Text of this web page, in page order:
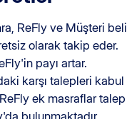
ReFly ve Müşteri
olarak takip eder.
payı artar.
karşı talepleri kabul
ek masraflar
bulunmaktadır.